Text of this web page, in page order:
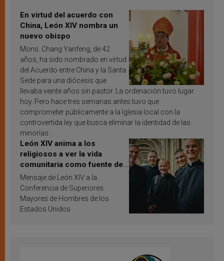
En virtud del acuerdo con
China, León XIV nombra un
nuevo obispo
Mons. Chang Yanfeng, de 42
años, ha sido nombrado en virtud
del Acuerdo entre China y la Santa
Sede para una diócesis que
llevaba veinte años sin pastor. La ordenación tuvo lugar
hoy. Pero hace tres semanas antes tuvo que
comprometer públicamente a la Iglesia local con la
controvertida ley que busca eliminar la identidad de las
minorías.
León XIV anima a los
religiosos a ver la vida
comunitaria como fuente de
inspiración y santificación
Mensaje de León XIV a la
Conferencia de Superiores
Mayores de Hombres de los
Estados Unidos